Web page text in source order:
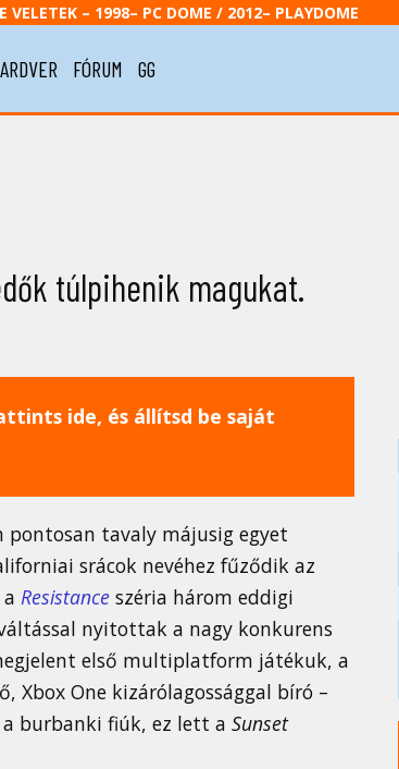
VELETEK – 1998– PC DOME / 2012– PLAYDOME
FÓRUM GG
túlpihenik magukat.
ide, és állítsd be saját
pontosan tavaly májusig egyet
srácok nevéhez fűződik az
Resistance széria három eddigi
nyitottak a nagy konkurens
első multiplatform játékuk, a
Xbox One kizárólagossággal bíró –
burbanki fiúk, ez lett a Sunset